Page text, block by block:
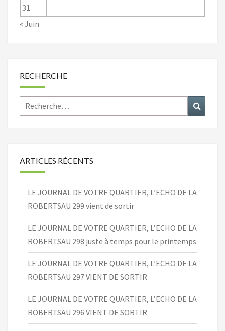
31
« Juin
RECHERCHE
Rechercher :
ARTICLES RÉCENTS
LE JOURNAL DE VOTRE QUARTIER, L’ECHO DE LA
ROBERTSAU 299 vient de sortir
LE JOURNAL DE VOTRE QUARTIER, L’ECHO DE LA
ROBERTSAU 298 juste à temps pour le printemps
LE JOURNAL DE VOTRE QUARTIER, L’ECHO DE LA
ROBERTSAU 297 VIENT DE SORTIR
LE JOURNAL DE VOTRE QUARTIER, L’ECHO DE LA
ROBERTSAU 296 VIENT DE SORTIR